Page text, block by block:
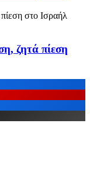
ζητά πίεση